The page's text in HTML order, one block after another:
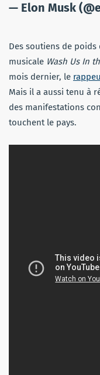
— Elon Musk
Des soutiens de
musicale Wash Us In
mois dernier, le
Mais il a aussi tenu à
des manifestations
touchent le pays.